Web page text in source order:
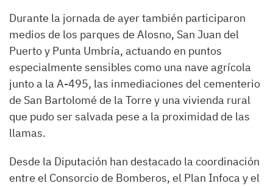
Durante la jornada de ayer también participaron
medios de los parques de Alosno, San Juan del
Puerto y Punta Umbría, actuando en puntos
especialmente sensibles como una nave agrícola
junto a la A-495, las inmediaciones del cementerio
de San Bartolomé de la Torre y una vivienda rural
que pudo ser salvada pese a la proximidad de las
llamas.
Desde la Diputación han destacado la coordinación
entre el Consorcio de Bomberos, el Plan Infoca y el